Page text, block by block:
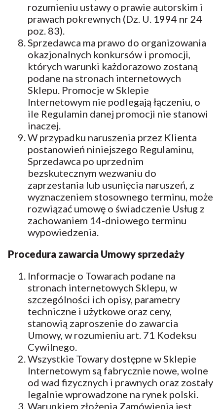
rozumieniu ustawy o prawie autorskim i
prawach pokrewnych (Dz. U. 1994 nr 24
poz. 83).
Sprzedawca ma prawo do organizowania
okazjonalnych konkursów i promocji,
których warunki każdorazowo zostaną
podane na stronach internetowych
Sklepu. Promocje w Sklepie
Internetowym nie podlegają łączeniu, o
ile Regulamin danej promocji nie stanowi
inaczej.
W przypadku naruszenia przez Klienta
postanowień niniejszego Regulaminu,
Sprzedawca po uprzednim
bezskutecznym wezwaniu do
zaprzestania lub usunięcia naruszeń, z
wyznaczeniem stosownego terminu, może
rozwiązać umowę o świadczenie Usług z
zachowaniem 14-dniowego terminu
wypowiedzenia.
Procedura zawarcia Umowy sprzedaży
Informacje o Towarach podane na
stronach internetowych Sklepu, w
szczególności ich opisy, parametry
techniczne i użytkowe oraz ceny,
stanowią zaproszenie do zawarcia
Umowy, w rozumieniu art. 71 Kodeksu
Cywilnego.
Wszystkie Towary dostępne w Sklepie
Internetowym są fabrycznie nowe, wolne
od wad fizycznych i prawnych oraz zostały
legalnie wprowadzone na rynek polski.
Warunkiem złożenia Zamówienia jest